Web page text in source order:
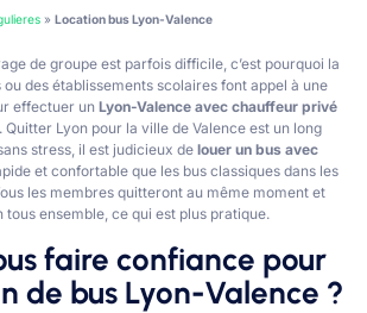
» Location bus Lyon-Valence
de groupe est parfois difficile, c’est pourquoi la
des établissements scolaires font appel à une
effectuer un Lyon-Valence avec chauffeur privé
Lyon pour la ville de Valence est un long
stress, il est judicieux de louer un bus avec
et confortable que les bus classiques dans les
les membres quitteront au même moment et
ensemble, ce qui est plus pratique.
faire confiance pour
de bus Lyon-Valence ?